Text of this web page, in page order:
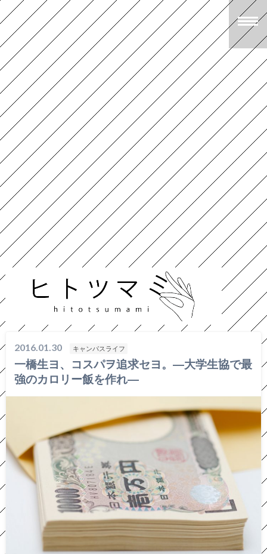
キャンパスライフ
一橋生ヨ、コスパヲ追求セヨ。―大学生協で最強のカロリー飯を作れ―
2016.01.30 キャンパスライフ
一橋生ヨ、コスパヲ追求セヨ。―大学生協で最
強のカロリー飯を作れ―